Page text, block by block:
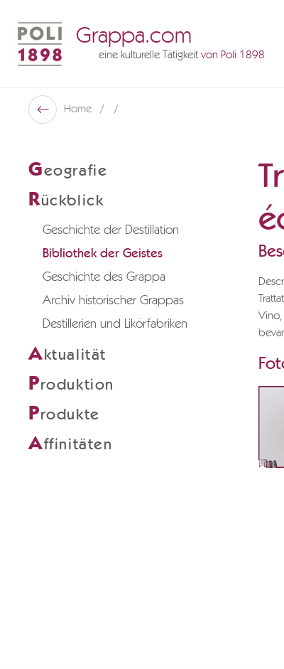
Grappa.com
eine kulturelle Tätigkeitvon Poli 1898
Zurück
Home
Geografie
Rückblick
Geschichte der Destillation
Bibliothek der Geistes
Geschichte des Grappa
Archiv historischer Grappas
Destillerien und Likörfabriken
A ktualität
Produktion
Produkte
Affinitäten
Vino,